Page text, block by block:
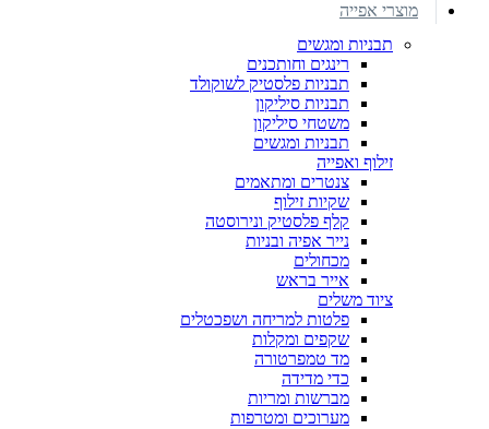
מוצרי אפייה
תבניות ומגשים
רינגים וחותכנים
תבניות פלסטיק לשוקולד
תבניות סיליקון
משטחי סיליקון
תבניות ומגשים
זילוף ואפייה
צנטרים ומתאמים
שקיות זילוף
קלף פלסטיק ונירוסטה
נייר אפיה ובניות
מכחולים
אייר בראש
ציוד משלים
פלטות למריחה ושפכטלים
שקפים ומקלות
מד טמפרטורה
כדי מדידה
מברשות ומריות
מערוכים ומטרפות